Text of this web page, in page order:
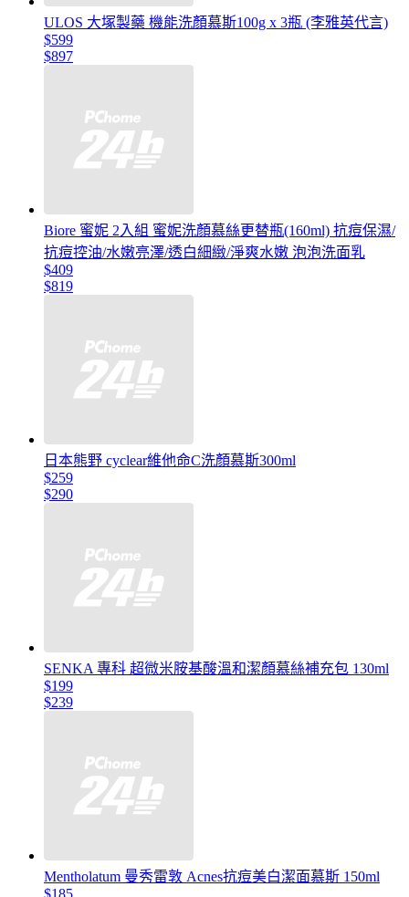
ULOS 大塚製藥 機能洗顏慕斯100g x 3瓶 (李雅英代言)
$599
$897
Biore 蜜妮 2入組 蜜妮洗顏慕絲更替瓶(160ml) 抗痘保濕/
抗痘控油/水嫩亮澤/透白細緻/淨爽水嫩 泡泡洗面乳
$409
$819
日本熊野 cyclear維他命C洗顏慕斯300ml
$259
$290
SENKA 專科 超微米胺基酸溫和潔顏慕絲補充包 130ml
$199
$239
Mentholatum 曼秀雷敦 Acnes抗痘美白潔面慕斯 150ml